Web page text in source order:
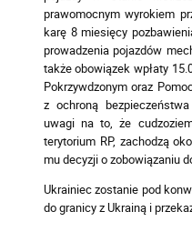
prawomocnym wyrokiem
karę 8 miesięcy
prowadzenia pojazdów
także obowiązek wpłaty
Pokrzywdzonym oraz
z ochroną
uwagi na to, że
terytorium RP, zachodzą
mu decyzji o zobowiązaniu
Ukrainiec zostanie pod
do granicy z Ukrainą i